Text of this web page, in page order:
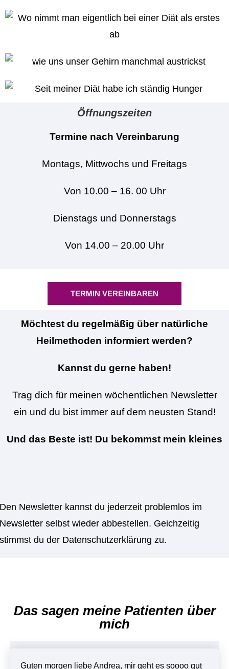
Öffnungszeiten
Termine nach Vereinbarung
Montags, Mittwochs und Freitags
Von 10.00 – 16. 00 Uhr
Dienstags und Donnerstags
Von 14.00 – 20.00 Uhr
TERMIN VEREINBAREN
Möchtest du regelmäßig über natürliche
Heilmethoden informiert werden?
Kannst du gerne haben!
Trag dich für meinen wöchentlichen Newsletter
ein und du bist immer auf dem neusten Stand!
Und das Beste ist! Du bekommst mein kleines
Den Newsletter kannst du jederzeit problemlos im
Newsletter selbst wieder abbestellen. Geichzeitig
stimmst du der Datenschutzerklärung zu.
Das sagen meine Patienten über
mich
Guten morgen liebe Andrea, mir geht es soooo gut